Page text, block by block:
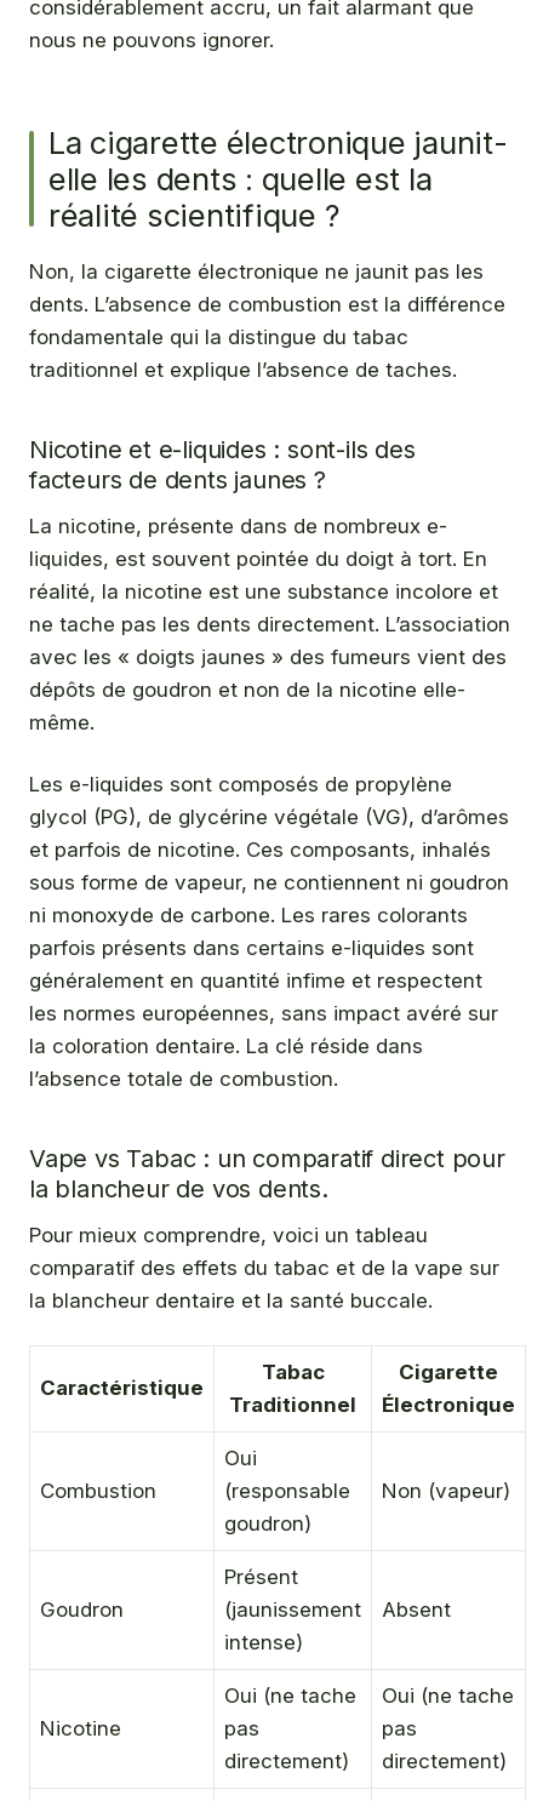
considérablement accru, un fait alarmant que
nous ne pouvons ignorer.
La cigarette électronique jaunit-
elle les dents : quelle est la
réalité scientifique ?
Non, la cigarette électronique ne jaunit pas les
dents. L’absence de combustion est la différence
fondamentale qui la distingue du tabac
traditionnel et explique l’absence de taches.
Nicotine et e-liquides : sont-ils des
facteurs de dents jaunes ?
La nicotine, présente dans de nombreux e-
liquides, est souvent pointée du doigt à tort. En
réalité, la nicotine est une substance incolore et
ne tache pas les dents directement. L’association
avec les « doigts jaunes » des fumeurs vient des
dépôts de goudron et non de la nicotine elle-
même.
Les e-liquides sont composés de propylène
glycol (PG), de glycérine végétale (VG), d’arômes
et parfois de nicotine. Ces composants, inhalés
sous forme de vapeur, ne contiennent ni goudron
ni monoxyde de carbone. Les rares colorants
parfois présents dans certains e-liquides sont
généralement en quantité infime et respectent
les normes européennes, sans impact avéré sur
la coloration dentaire. La clé réside dans
l’absence totale de combustion.
Vape vs Tabac : un comparatif direct pour
la blancheur de vos dents.
Pour mieux comprendre, voici un tableau
comparatif des effets du tabac et de la vape sur
la blancheur dentaire et la santé buccale.
Caractéristique
Tabac
Traditionnel
Cigarette
Électronique
Combustion
Oui
(responsable
goudron)
Non (vapeur)
Goudron
Présent
(jaunissement
intense)
Absent
Nicotine
Oui (ne tache
pas
directement)
Oui (ne tache
pas
directement)